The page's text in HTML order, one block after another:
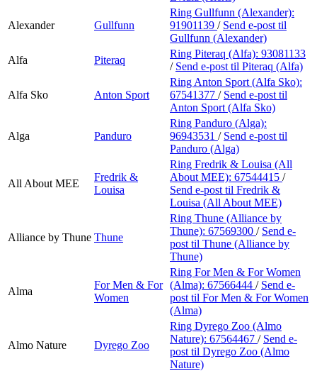
Alexander Gullfunn
Ring Gullfunn (Alexander):
91901139 / Send e-post til
Gullfunn (Alexander)
Alfa
Piteraq
Ring Piteraq (Alfa): 93081133
/ Send e-post til Piteraq (Alfa)
Alfa Sko Anton Sport
Ring Anton Sport (Alfa Sko):
67541377 / Send e-post til
Anton Sport (Alfa Sko)
Alga Panduro
Ring Panduro (Alga):
96943531 / Send e-post til
Panduro (Alga)
All About MEE
Fredrik &
Louisa
Ring Fredrik & Louisa (All
About MEE): 67544415 /
Send e-post til Fredrik &
Louisa (All About MEE)
Alliance by Thune Thune
Ring Thune (Alliance by
Thune): 67569300 / Send e-
post til Thune (Alliance by
Thune)
Alma
For Men & For
Women
Ring For Men & For Women
(Alma): 67566444 / Send e-
post til For Men & For Women
(Alma)
Almo Nature Dyrego Zoo
Ring Dyrego Zoo (Almo
Nature): 67564467 / Send e-
post til Dyrego Zoo (Almo
Nature)